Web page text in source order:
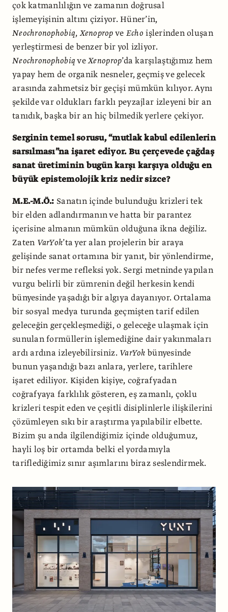
çok katmanlılığın ve zamanın doğrusal
işlemeyişinin altını çiziyor. Hüner’in,
Neochronophobiq,Xenopropve Echo işlerinden oluşan
yerleştirmesi de benzer bir yol izliyor.
NeochronophobiqveXenoprop’da karşılaştığımız hem
yapay hem de organik nesneler, geçmiş ve gelecek
arasında zahmetsiz bir geçişi mümkün kılıyor. Aynı
şekilde var oldukları farklı peyzajlar izleyeni bir an
tanıdık, başka bir an hiç bilmedik yerlere çekiyor.
Serginin temel sorusu, “mutlak kabul edilenlerin
sarsılması”na işaret ediyor. Bu çerçevede çağdaş
sanat üretiminin bugün karşı karşıya olduğu en
büyük epistemolojik kriz nedir sizce?
M.E.-M.Ö.: Sanatın içinde bulunduğu krizleri tek
bir elden adlandırmanın ve hatta bir parantez
içerisine almanın mümkün olduğuna ikna değiliz.
Zaten VarYok’ta yer alan projelerin bir araya
gelişinde sanat ortamına bir yanıt, bir yönlendirme,
bir nefes verme refleksi yok. Sergi metninde yapılan
vurgu belirli bir zümrenin değil herkesin kendi
bünyesinde yaşadığı bir algıya dayanıyor. Ortalama
bir sosyal medya turunda geçmişten tarif edilen
geleceğin gerçekleşmediği, o geleceğe ulaşmak için
sunulan formüllerin işlemediğine dair yakınmaları
ardı ardına izleyebilirsiniz. VarYok bünyesinde
bunun yaşandığı bazı anlara, yerlere, tarihlere
işaret ediliyor. Kişiden kişiye, coğrafyadan
coğrafyaya farklılık gösteren, eş zamanlı, çoklu
krizleri tespit eden ve çeşitli disiplinlerle ilişkilerini
çözümleyen sıkı bir araştırma yapılabilir elbette.
Bizim şu anda ilgilendiğimiz içinde olduğumuz,
hayli loş bir ortamda belki el yordamıyla
tariflediğimiz sınır aşımlarını biraz seslendirmek.